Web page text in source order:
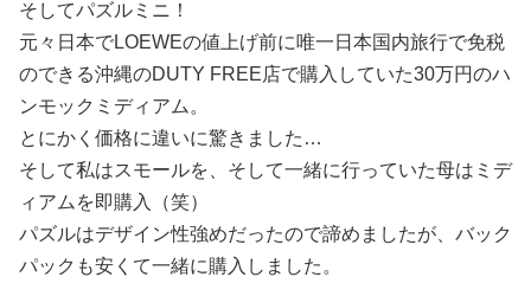
そしてパズルミニ！
元々日本でLOEWEの値上げ前に唯一日本国内旅行で免税
のできる沖縄のDUTY FREE店で購入していた30万円のハ
ンモックミディアム。
とにかく価格に違いに驚きました…
そして私はスモールを、そして一緒に行っていた母はミデ
ィアムを即購入（笑）
パズルはデザイン性強めだったので諦めましたが、バック
パックも安くて一緒に購入しました。